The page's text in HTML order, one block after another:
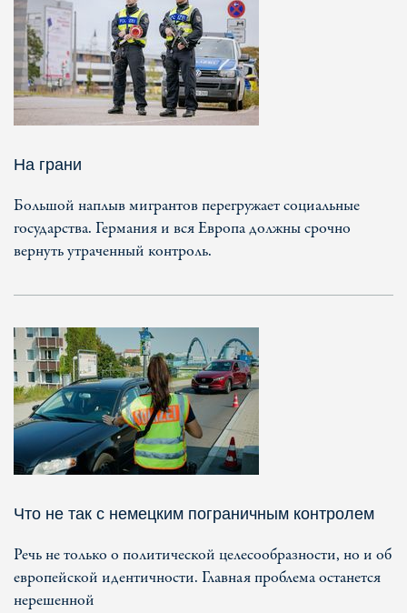
На грани
Большой наплыв мигрантов перегружает социальные
государства. Германия и вся Европа должны срочно
вернуть утраченный контроль.
Что не так с немецким пограничным контролем
Речь не только о политической целесообразности, но и об
европейской идентичности. Главная проблема останется
нерешенной